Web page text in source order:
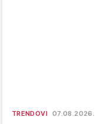
TRENDOVI 07.08.2026.